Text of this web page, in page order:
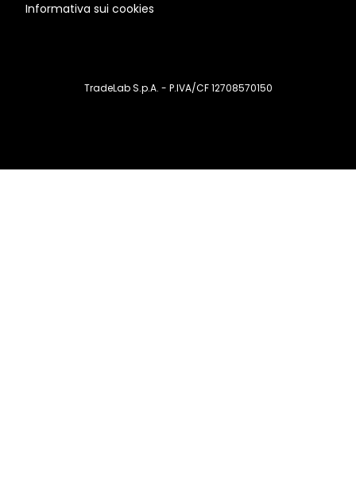
Informativa sui cookies
TradeLab S.p.A. - P.IVA/CF 12708570150